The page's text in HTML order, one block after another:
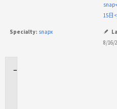
15日
Specialty: snapx
8/16/